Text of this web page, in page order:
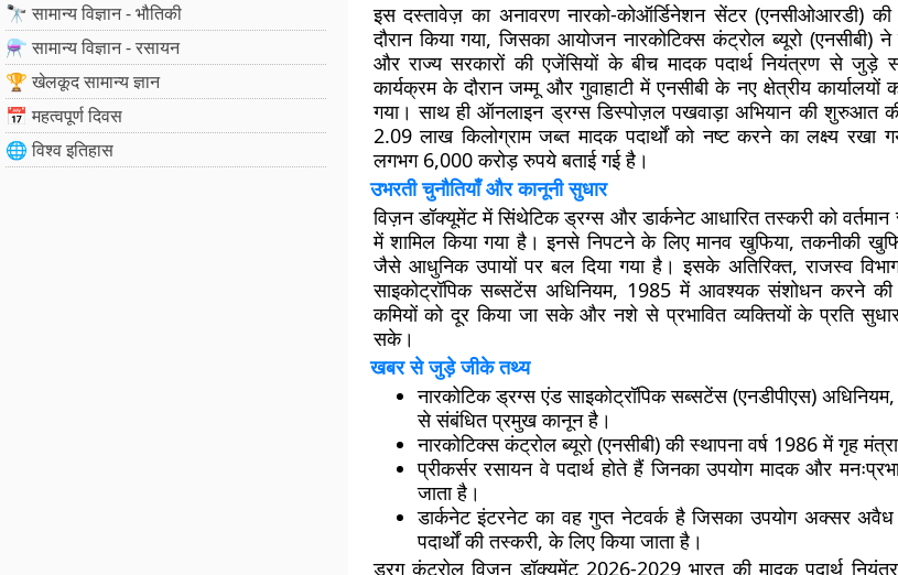
🔭 सामान्य विज्ञान - भौतिकी
⚗️ सामान्य विज्ञान - रसायन
🏆 खेलकूद सामान्य ज्ञान
📅 महत्वपूर्ण दिवस
🌐 विश्व इतिहास
इस दस्तावेज़ का अनावरण नारको-कोऑर्डिनेशन सेंटर (एनसीओआरडी) की
दौरान किया गया, जिसका आयोजन नारकोटिक्स कंट्रोल ब्यूरो
और राज्य सरकारों की एजेंसियों के बीच मादक पदार्थ नियंत्रण से जुड़े
कार्यक्रम के दौरान जम्मू और गुवाहाटी में एनसीबी के नए क्षेत्रीय
गया। साथ हीऑनलाइन ड्रग्स डिस्पोज़ल पखवाड़ा अभियानकी शुरुआत
2.09 लाख किलोग्राम जब्त मादक पदार्थों को नष्ट करने का लक्ष्य रखा
लगभग 6,000 करोड़ रुपये बताई गई है।
उभरती चुनौतियाँ और कानूनी सुधार
विज़न डॉक्यूमेंट में सिंथेटिक ड्रग्स और डार्कनेट आधारित तस्करी को
में शामिल किया गया है। इनसे निपटने के लिए मानव खुफिया, तकनीकी
जैसे आधुनिक उपायों पर बल दिया गया है। इसके अतिरिक्त, राजस्व विभाग
साइकोट्रॉपिक सब्सटेंस अधिनियम, 1985में आवश्यक संशोधन करने की
कमियों को दूर किया जा सके और नशे से प्रभावित व्यक्तियों के प्रति
सके।
खबर से जुड़े जीके तथ्य
नारकोटिक ड्रग्स एंड साइकोट्रॉपिक सब्सटेंस (एनडीपीएस)
से संबंधित प्रमुख कानून है।
नारकोटिक्स कंट्रोल ब्यूरो (एनसीबी)की स्थापना वर्ष 1986में गृह
प्रीकर्सर रसायनवे पदार्थ होते हैं जिनका उपयोग मादक और
जाता है।
डार्कनेटइंटरनेट का वह गुप्त नेटवर्क है जिसका उपयोग अक्सर अवैध
पदार्थों की तस्करी, के लिए किया जाता है।
ड्रग कंट्रोल विज़न डॉक्यूमेंट 2026-2029 भारत की मादक पदार्थ